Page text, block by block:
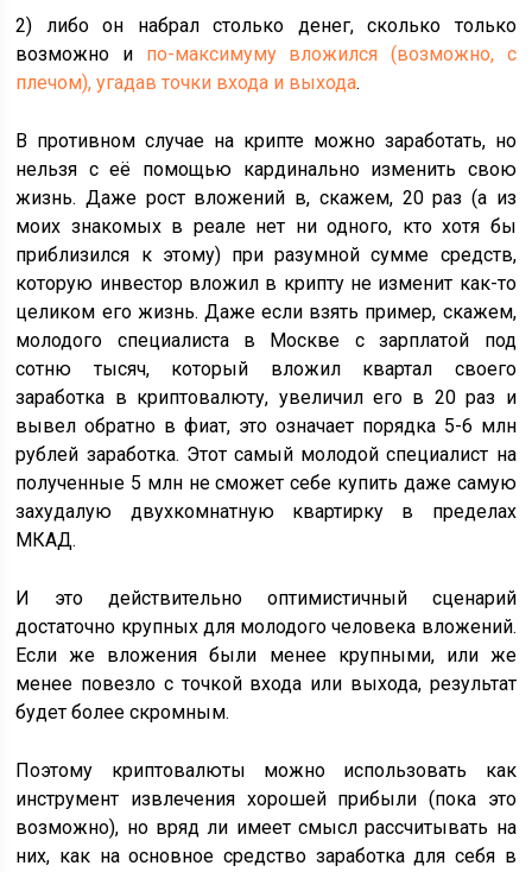
2) либо он набрал столько денег, сколько только
возможно и по-максимуму вложился (возможно, с
плечом), угадав точки входа и выхода.
В противном случае на крипте можно заработать, но
нельзя с её помощью кардинально изменить свою
жизнь. Даже рост вложений в, скажем, 20 раз (а из
моих знакомых в реале нет ни одного, кто хотя бы
приблизился к этому) при разумной сумме средств,
которую инвестор вложил в крипту не изменит как-то
целиком его жизнь. Даже если взять пример, скажем,
молодого специалиста в Москве с зарплатой под
сотню тысяч, который вложил квартал своего
заработка в криптовалюту, увеличил его в 20 раз и
вывел обратно в фиат, это означает порядка 5-6 млн
рублей заработка. Этот самый молодой специалист на
полученные 5 млн не сможет себе купить даже самую
захудалую двухкомнатную квартирку в пределах
МКАД.
И это действительно оптимистичный сценарий
достаточно крупных для молодого человека вложений.
Если же вложения были менее крупными, или же
менее повезло с точкой входа или выхода, результат
будет более скромным.
Поэтому криптовалюты можно использовать как
инструмент извлечения хорошей прибыли (пока это
возможно), но вряд ли имеет смысл рассчитывать на
них, как на основное средство заработка для себя в